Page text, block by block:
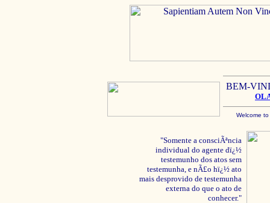
BEM-
Welcome
"Somente a consciÃªncia
individual do agente dï¿½
testemunho dos atos sem
testemunha, e nÃ£o hï¿½ ato
mais desprovido de testemunha
externa do que o ato de
conhecer."